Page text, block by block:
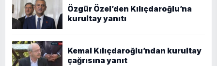
Özgür Özel’den Kılıçdaroğlu’na
kurultay yanıtı
Kemal Kılıçdaroğlu’ndan kurultay
çağrısına yanıt